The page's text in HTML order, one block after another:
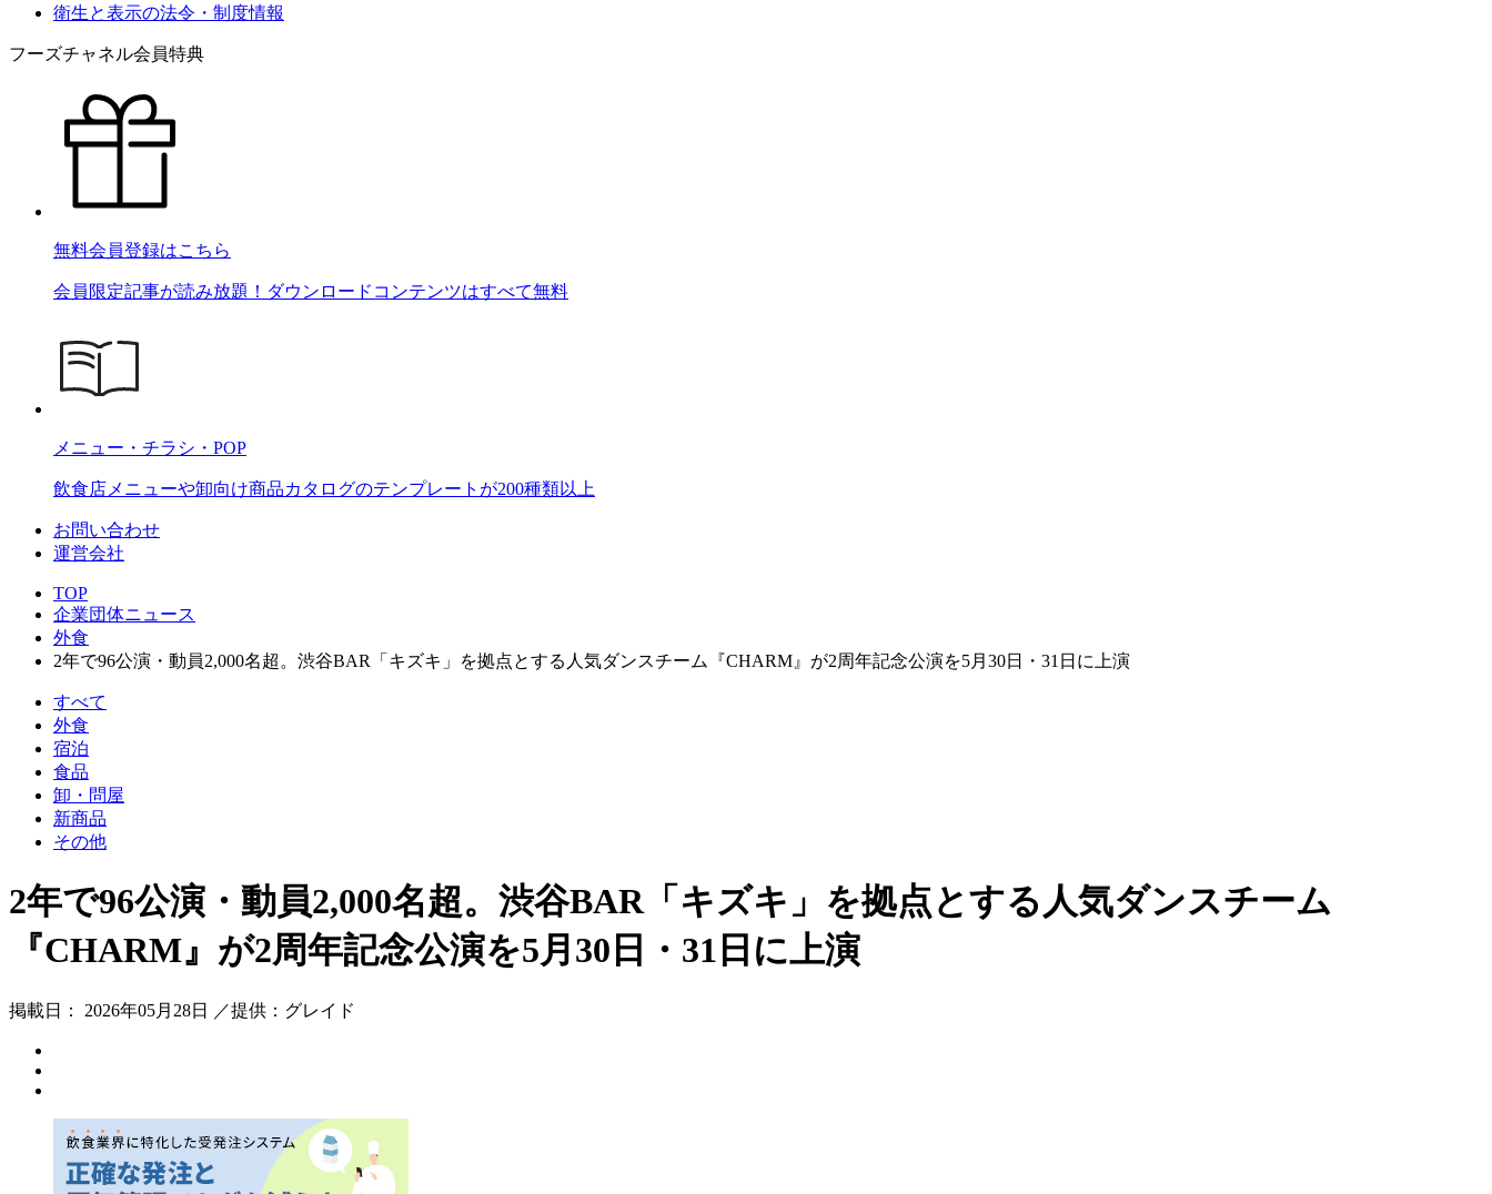
衛生と表示の法令・制度情報
フーズチャネル会員特典
無料会員登録はこちら
会員限定記事が読み放題！ダウンロードコンテンツはすべて無料
メニュー・チラシ・POP
飲食店メニューや卸向け商品カタログのテンプレートが200種類以上
お問い合わせ
運営会社
TOP
企業団体ニュース
外食
2年で96公演・動員2,000名超。渋谷BAR「キズキ」を拠点とする人気ダンスチーム『CHARM』が2周年記念公演を5月30日・31日に上演
すべて
外食
宿泊
食品
卸・問屋
新商品
その他
2年で96公演・動員2,000名超。渋谷BAR「キズキ」を拠点とする人気ダンスチーム
『CHARM』が2周年記念公演を5月30日・31日に上演
掲載日： 2026年05月28日 ／提供：グレイド